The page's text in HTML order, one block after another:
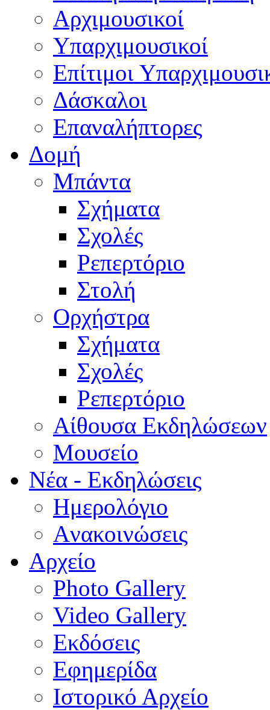
Aρχιμουσικοί
Υπαρχιμουσικοί
Επίτιμοι
Δάσκαλοι
Επαναλήπτορες
Δομή
Μπάντα
Σχήματα
Σχολές
Ρεπερτόριο
Στολή
Ορχήστρα
Σχήματα
Σχολές
Ρεπερτόριο
Aίθουσα Εκδηλώσεων
Μουσείο
Νέα - Εκδηλώσεις
Ημερολόγιο
Aνακοινώσεις
Αρχείο
Photo Gallery
Video Gallery
Εκδόσεις
Εφημερίδα
Ιστορικό Αρχείο